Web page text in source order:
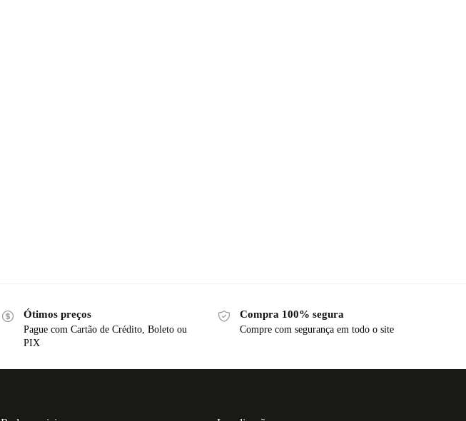
Ótimos preços
Pague com Cartão de Crédito, Boleto ou
PIX
Compra 100% segura
Compre com segurança em todo o site